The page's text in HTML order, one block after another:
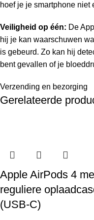
hoef je je smartphone niet
Veiligheid op één: De
hij je kan waarschuwen
is gebeurd. Zo kan hij
bent gevallen of je
Verzending en bezorging
Gerelateerde
Apple AirPods 4
reguliere
(USB-C)